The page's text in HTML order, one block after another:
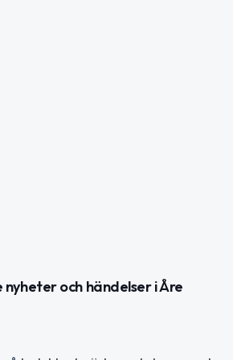
och händelser i Åre